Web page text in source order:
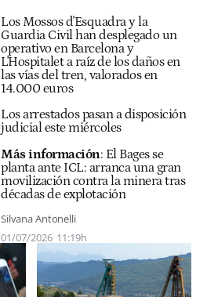
Los Mossos d'Esquadra y la
Guardia Civil han desplegado un
operativo en Barcelona y
L'Hospitalet a raíz de los daños en
las vías del tren, valorados en
14.000 euros
Los arrestados pasan a disposición
judicial este miércoles
Más información: El Bages se
planta ante ICL: arranca una gran
movilización contra la minera tras
décadas de explotación
Silvana Antonelli
01/07/2026 11:19h